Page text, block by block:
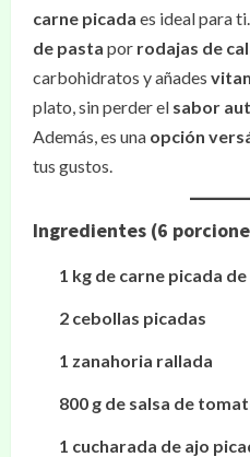
carne picada es ideal para
de pasta por rodajas de
carbohidratos y añades
plato, sin perder el sabor
Además, es una opción
tus gustos.
Ingredientes (6
1 kg de carne picada
2 cebollas picadas
1 zanahoria rallada
800 g de salsa de
1 cucharada de ajo